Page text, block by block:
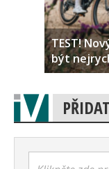
TEST!
být